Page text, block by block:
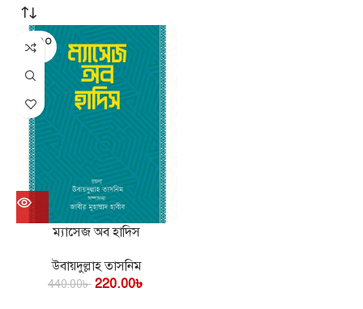
SOLD O
UT
ম্যাসেজ অব হাদিস
উবায়দুল্লাহ তাসনিম
440.00৳ 220.00৳